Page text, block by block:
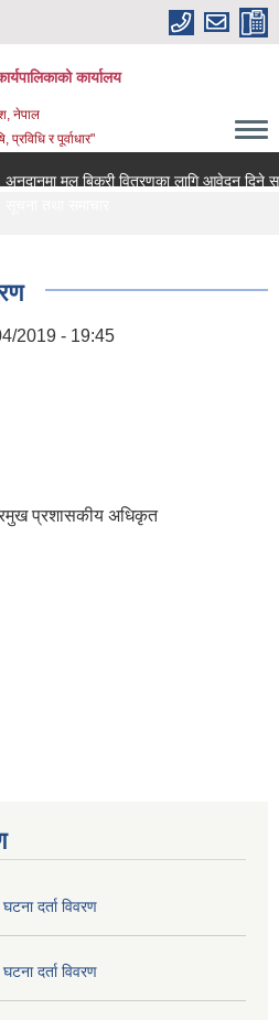
कार्यालय
नेपाल
र पूर्वाधार"
मल बिक्री वितरणका लागि आवेदन दिने
2019 - 19:45
प्रशासकीय अधिकृत
दर्ता विवरण
दर्ता विवरण